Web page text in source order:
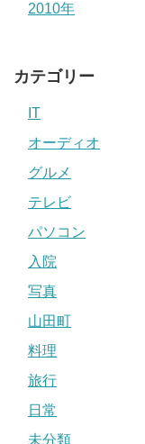
2010年
カテゴリー
IT
オーディオ
グルメ
テレビ
パソコン
入院
写真
山田町
料理
旅行
日常
未分類